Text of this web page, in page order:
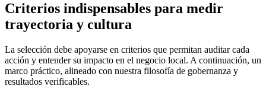
Criterios indispensables para medir
trayectoria y cultura
La selección debe apoyarse en criterios que permitan auditar cada
acción y entender su impacto en el negocio local. A continuación, un
marco práctico, alineado con nuestra filosofía de gobernanza y
resultados verificables.